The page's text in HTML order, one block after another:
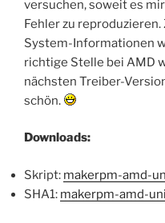
versuchen, soweit es
Fehler zu
System-Informationen
richtige Stelle bei AMD
nächsten Treiber-
schön.
Downloads:
Skript: makerpm-amd-
SHA1: makerpm-amd-